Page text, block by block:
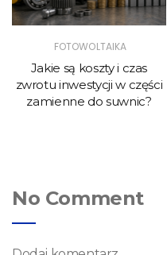
FOTOWOLTAIKA
Jakie są koszty i czas
zwrotu inwestycji w części
zamienne do suwnic?
No Comment